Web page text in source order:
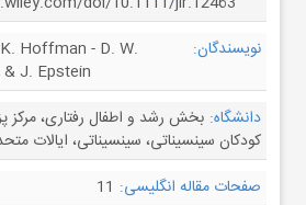
نویسندگان:
Hoffman - D. W.
J. Epstein
دانشگاه: بخش رشد و اطفال رفتاری، مرکز
کودکان سینسیناتی، سینسیناتی، ایالات
صفحات مقاله انگلیسی: 11